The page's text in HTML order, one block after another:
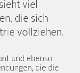
viel
die sich
vollziehen.
und ebenso
die die